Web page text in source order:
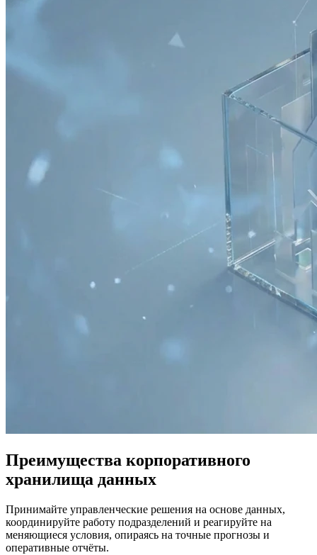
Преимущества корпоративного
хранилища данных
Принимайте управленческие решения на основе данных,
координируйте работу подразделений и реагируйте на
меняющиеся условия, опираясь на точные прогнозы и
оперативные отчёты.